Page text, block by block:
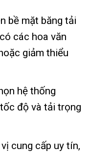
bề mặt băng tải
các hoa văn
giảm thiểu
hệ thống
độ và tải trọng
cung cấp uy tín,